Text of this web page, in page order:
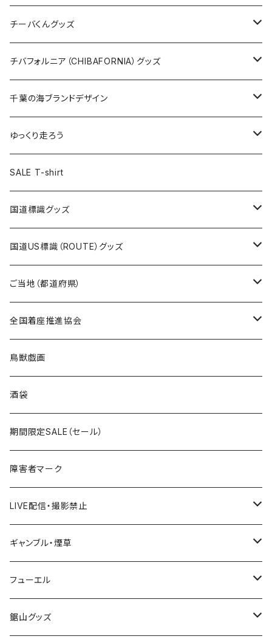
クリアファイル
Tシャツ
キャップ
トートバッグ
ランチバッグ
エコバッグ
ステッカー
缶バッジ
キーホルダー
クリアファイル
バッグ
ステッカー
缶バッジ
キーホルダー
クリアファイル
ステッカー
ステッカー大
缶バッジ
缶バッジ32mm
缶バッジ54mm
エコバッグ
JAGUARさんコラボグッズ
Tシャツ
ステッカー
サコッシュ
ホテルキーホルダー
モーテルキーホルダー
トートバッグ
Tシャツ
ステッカー
缶バッジ
クリアファイル
マスク
エコバッグ
千葉ロッテマリーンズコラボ
チーバくんグッズ
Tシャツ
キャップ
エコバッグ
ステッカー
モーテルキーホルダー
ホテルキーホルダー
トートバッグ
チバフォルニア（CHIBAFORNIA）グッズ
Tシャツ
キャップ
ステッカー
ホテルキーホルダー
千葉の海ブランドデザイン
Tシャツ
キャップ
ステッカー
ゆっくり走ろう
Tシャツ
ステッカー
ホテルキーホルダー
SALE T-shirt
国道標識グッズ
ステッカー
国道0～99号線
国道100～199号線
国道600～699号線
国道700～799号線
Tシャツ
キャップ
国道US標識（ROUTE）グッズ
ステッカー
ROUTE 0～99号線
ROUTE100～199号線
ROUTE600～699号線
ROUTE700～799号線
Tシャツ
ROUTE 0～99号線
ROUTE 100～199号線
ROUTE 600～699号線
ROUTE 700～799号線
キャップ
ROUTE 0～99号線
ROUTE 100～199号線
ROUTE 600～699号線
ROUTE 700～799号線
ご当地（都道府県）
北海道
青森県
岩手県
宮城県
秋田県
Tシャツ
ステッカー
山形県
福島県
茨城県
栃木県
全国着座推進協会
ステッカー
鳥獣戯画
酒袋
期間限定SALE（セール）
障害者マーク
LIVE配信・撮影禁止
LIVE配信禁止
撮影禁止
ギャンブル・煙草
ホテルキーホルダー
たばこ・禁煙ステッカー
フューエル
ステッカー
鋸山グッズ